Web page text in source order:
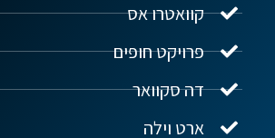
קוואטרו אס
פרויקט חופים
דה סקוואר
ארט וילה
שלום! איך אפשר לעזור?